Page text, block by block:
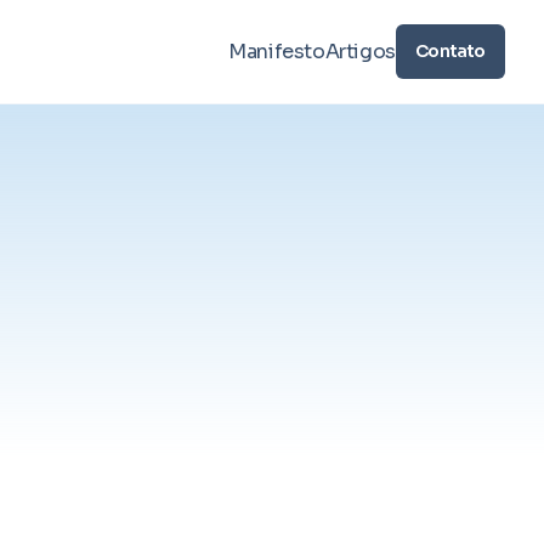
ManifestoArtigos Contato